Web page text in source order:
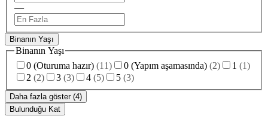
—
Binanın Yaşı
Binanın Yaşı
0 (Oturuma hazır) (11) 0 (Yapım aşamasında) (2) 1 (1)
2 (2) 3 (3) 4 (5) 5 (3)
Daha fazla göster (4)
Bulunduğu Kat